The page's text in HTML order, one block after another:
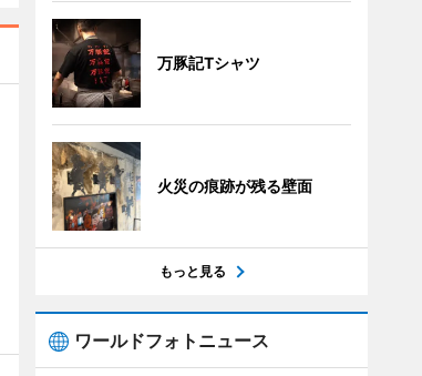
万豚記Tシャツ
火災の痕跡が残る壁面
もっと見る
ワールドフォトニュース